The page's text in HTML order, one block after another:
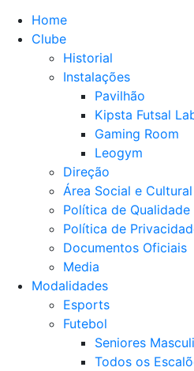
Home
Clube
Historial
Instalações
Pavilhão
Kipsta Futsal
Gaming Room
Leogym
Direção
Área Social e Cultural
Política de Qualidade
Política de
Documentos Oficiais
Media
Modalidades
Esports
Futebol
Seniores
Todos os